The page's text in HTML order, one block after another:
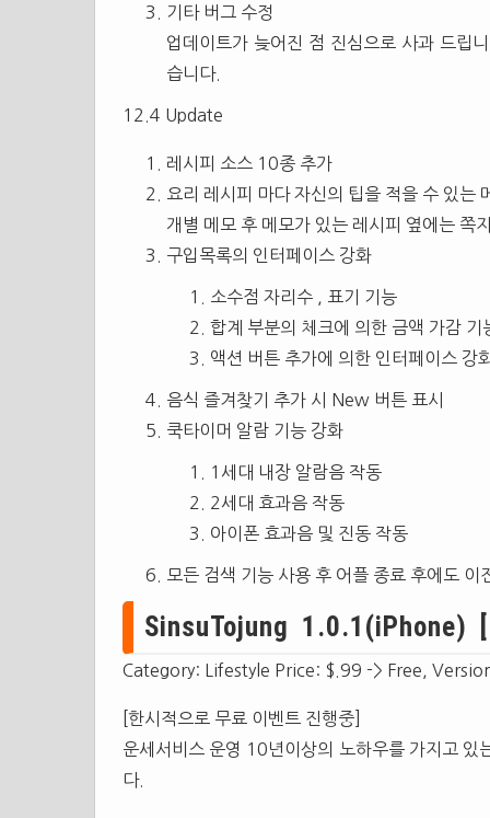
기타 버그 수정
업데이트가 늦어진 점 진심으로 사과 드립
습니다.
12.4 Update
레시피 소스 10종 추가
요리 레시피 마다 자신의 팁을 적을 수 있는
개별 메모 후 메모가 있는 레시피 옆에는 쪽
구입목록의 인터페이스 강화
소수점 자리수 , 표기 기능
합계 부분의 체크에 의한 금액 가감 기
액션 버튼 추가에 의한 인터페이스 강
음식 즐겨찾기 추가 시 New 버튼 표시
쿡타이머 알람 기능 강화
1세대 내장 알람음 작동
2세대 효과음 작동
아이폰 효과음 및 진동 작동
모든 검색 기능 사용 후 어플 종료 후에도 이
SinsuTojung 1.0.1(iPhone) [
Category: Lifestyle Price: $.99 -> Free,
[한시적으로 무료 이벤트 진행중]
운세서비스 운영 10년이상의 노하우를 가지고
다.